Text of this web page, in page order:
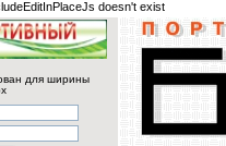
doesn't exist
для ширины